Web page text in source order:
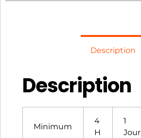
Description
Description
Minimum
4
H
1
Jour